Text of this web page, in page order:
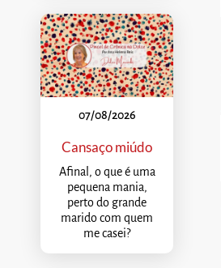
07/08/2026
Cansaço miúdo
Afinal, o que é uma
pequena mania,
perto do grande
marido com quem
me casei?